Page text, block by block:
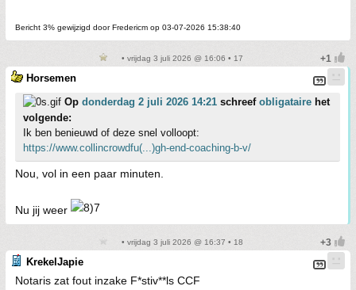
Bericht 3% gewijzigd door Fredericm op 03-07-2026 15:38:40
• vrijdag 3 juli 2026 @ 16:06 • 17
Horsemen
Op donderdag 2 juli 2026 14:21 schreef obligataire het
volgende:
Ik ben benieuwd of deze snel volloopt:
https://www.collincrowdfu(...)gh-end-coaching-b-v/
Nou, vol in een paar minuten.
Nu jij weer
• vrijdag 3 juli 2026 @ 16:37 • 18
KrekelJapie
Notaris zat fout inzake F*stiv**ls CCF